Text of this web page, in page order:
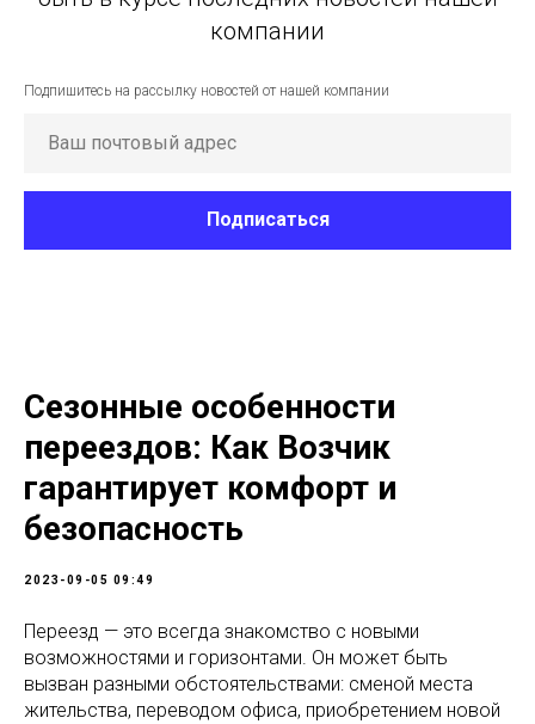
компании
Подпишитесь на рассылку новостей от нашей компании
Подписаться
Сезонные особенности
переездов: Как Возчик
гарантирует комфорт и
безопасность
2023-09-05 09:49
Переезд — это всегда знакомство с новыми
возможностями и горизонтами. Он может быть
вызван разными обстоятельствами: сменой места
жительства, переводом офиса, приобретением новой